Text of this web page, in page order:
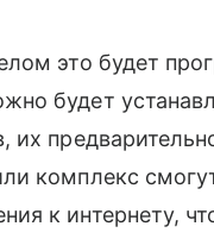
это будет
будет
их
комплекс
к интернету,